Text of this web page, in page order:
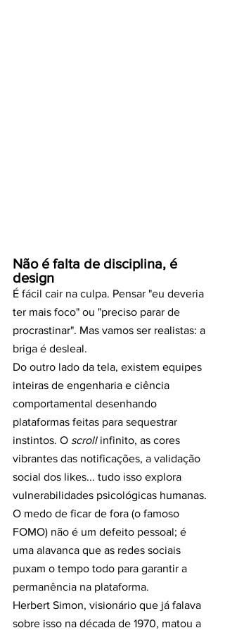
Não é falta de disciplina, é
design
É fácil cair na culpa. Pensar "eu deveria
ter mais foco" ou "preciso parar de
procrastinar". Mas vamos ser realistas: a
briga é desleal.
Do outro lado da tela, existem equipes
inteiras de engenharia e ciência
comportamental desenhando
plataformas feitas para sequestrar
instintos. O scroll infinito, as cores
vibrantes das notificações, a validação
social dos likes... tudo isso explora
vulnerabilidades psicológicas humanas.
O medo de ficar de fora (o famoso
FOMO) não é um defeito pessoal; é
uma alavanca que as redes sociais
puxam o tempo todo para garantir a
permanência na plataforma.
Herbert Simon, visionário que já falava
sobre isso na década de 1970, matou a